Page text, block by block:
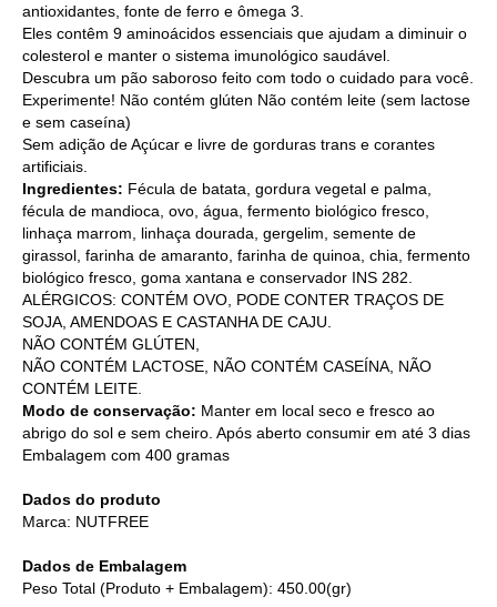
antioxidantes, fonte de ferro e ômega 3.
Eles contêm 9 aminoácidos essenciais que ajudam a diminuir o
colesterol e manter o sistema imunológico saudável.
Descubra um pão saboroso feito com todo o cuidado para você.
Experimente! Não contém glúten Não contém leite (sem lactose
e sem caseína)
Sem adição de Açúcar e livre de gorduras trans e corantes
artificiais.
Ingredientes: Fécula de batata, gordura vegetal e palma,
fécula de mandioca, ovo, água, fermento biológico fresco,
linhaça marrom, linhaça dourada, gergelim, semente de
girassol, farinha de amaranto, farinha de quinoa, chia, fermento
biológico fresco, goma xantana e conservador INS 282.
ALÉRGICOS: CONTÉM OVO, PODE CONTER TRAÇOS DE
SOJA, AMENDOAS E CASTANHA DE CAJU.
NÃO CONTÉM GLÚTEN,
NÃO CONTÉM LACTOSE, NÃO CONTÉM CASEÍNA, NÃO
CONTÉM LEITE.
Modo de conservação: Manter em local seco e fresco ao
abrigo do sol e sem cheiro. Após aberto consumir em até 3 dias
Embalagem com 400 gramas
Dados do produto
Marca: NUTFREE
Dados de Embalagem
Peso Total (Produto + Embalagem): 450.00(gr)